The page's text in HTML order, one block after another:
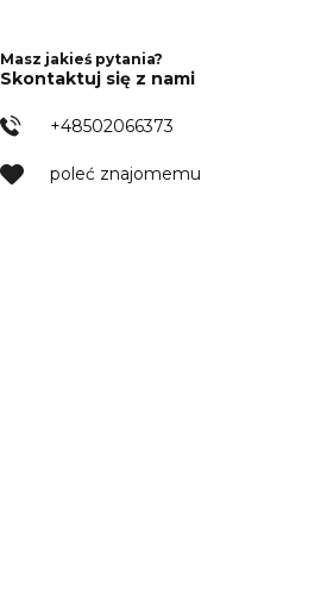
poleć znajomemu
Masz jakieś pytania?
Skontaktuj się z nami
+48502066373